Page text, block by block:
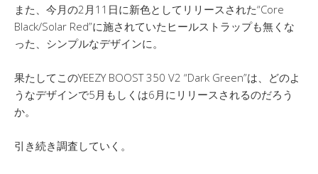
また、今月の2月11日に新色としてリリースされた“Core
Black/Solar Red”に施されていたヒールストラップも無くな
った、シンプルなデザインに。
果たしてこのYEEZY BOOST 350 V2 “Dark Green”は、どのよ
うなデザインで5月もしくは6月にリリースされるのだろう
か。
引き続き調査していく。